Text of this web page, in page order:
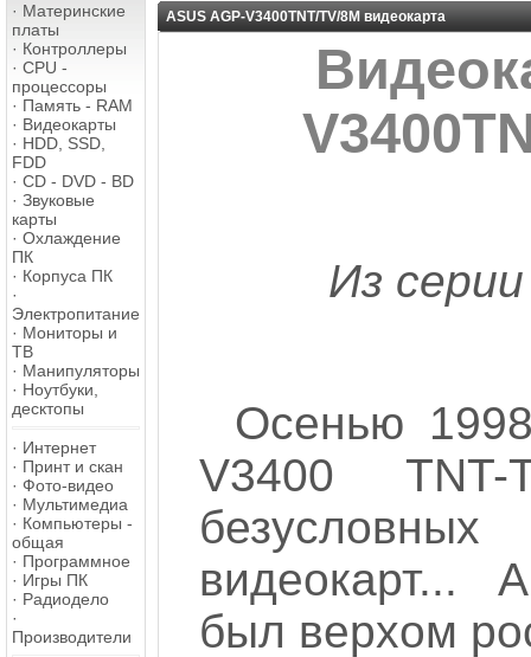
· Материнские
платы
· Контроллеры
· CPU -
процессоры
· Память - RAM
· Видеокарты
· HDD, SSD,
FDD
· CD - DVD - BD
· Звуковые
карты
· Охлаждение
ПК
· Корпуса ПК
·
Электропитание
· Мониторы и
ТВ
· Манипуляторы
· Ноутбуки,
десктопы
· Интернет
· Принт и скан
· Фото-видео
· Мультимедиа
· Компьютеры -
общая
· Программное
· Игры ПК
· Радиодело
·
Производители
ASUS AGP-V3400TNT/TV/8M видеокарта
Из
Осенью
V3400
видеокарт...
был верхом